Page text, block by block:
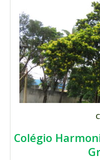
Colégio